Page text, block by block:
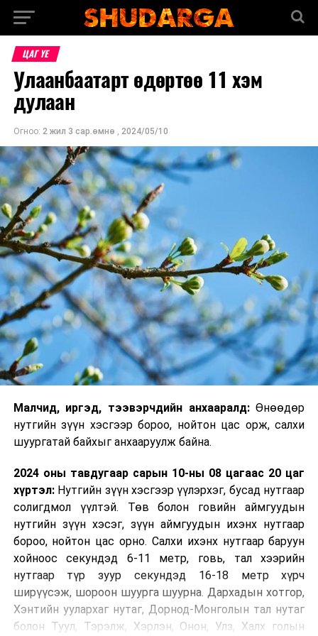
ЦАГ ҮЕ
Улаанбаатарт өдөртөө 11 хэм
дулаан
Огноо: 2 жил 3 сар.өмнө , 2024/05/10
Малчид, иргэд, тээвэрчдийн анхааралд:Өнөөдөр
нутгийн зүүн хэсгээр бороо, нойтон цас орж, салхи
шуургатай байхыг анхааруулж байна.
2024 оны тавдугаар сарын 10-ны 08 цагаас 20 цаг
хүртэл:Нутгийн зүүн хэсгээр үүлэрхэг, бусад нутгаар
солигдмол үүлтэй. Төв болон говийн аймгуудын
нутгийн зүүн хэсэг, зүүн аймгуудын ихэнх нутгаар
бороо, нойтон цас орно. Салхи ихэнх нутгаар баруун
хойноос секундэд 6-11 метр, говь, тал хээрийн
нутгаар түр зуур секундэд 16-18 метр хүрч
ширүүсэж, шороон шуурга шуурна. Дархадын хотгор,
Хэнтийн уулархаг нутаг, Дорнод-Монголын тал нутаг
болон Туул, Тэрэлж, Хэрлэн, Онон, Улз, Халх голын